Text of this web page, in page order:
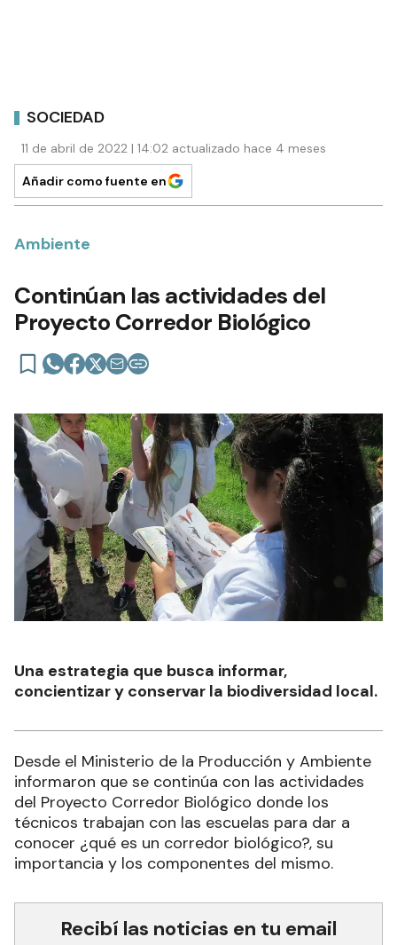
SOCIEDAD
11 de abril de 2022 | 14:02 actualizado hace 4 meses
Añadir como fuente en
Ambiente
Continúan las actividades del
Proyecto Corredor Biológico
Una estrategia que busca informar,
concientizar y conservar la biodiversidad local.
Desde el Ministerio de la Producción y Ambiente
informaron que se continúa con las actividades
del Proyecto Corredor Biológico donde los
técnicos trabajan con las escuelas para dar a
conocer ¿qué es un corredor biológico?, su
importancia y los componentes del mismo.
Recibí las noticias en tu email